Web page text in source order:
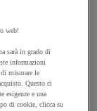
web!
sarà in grado di
informazioni
misurare le
Questo ci
esigenze e una
di cookie, clicca su